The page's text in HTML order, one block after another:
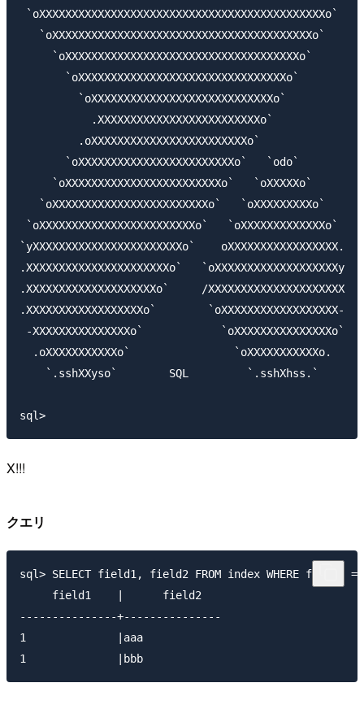
`oXXXXXXXXXXXXXXXXXXXXXXXXXXXXXXXXXXXXXXXXXXXXo`
   `oXXXXXXXXXXXXXXXXXXXXXXXXXXXXXXXXXXXXXXXXo`
     `oXXXXXXXXXXXXXXXXXXXXXXXXXXXXXXXXXXXXo`
       `oXXXXXXXXXXXXXXXXXXXXXXXXXXXXXXXXo`
         `oXXXXXXXXXXXXXXXXXXXXXXXXXXXXo`
           .XXXXXXXXXXXXXXXXXXXXXXXXXo`
         .oXXXXXXXXXXXXXXXXXXXXXXXXo`
       `oXXXXXXXXXXXXXXXXXXXXXXXXo`   `odo`
     `oXXXXXXXXXXXXXXXXXXXXXXXXo`   `oXXXXXo`
   `oXXXXXXXXXXXXXXXXXXXXXXXXo`   `oXXXXXXXXXo`
`oXXXXXXXXXXXXXXXXXXXXXXXXo`   `oXXXXXXXXXXXXXo`
`yXXXXXXXXXXXXXXXXXXXXXXXo`    oXXXXXXXXXXXXXXXXX.
.XXXXXXXXXXXXXXXXXXXXXXo`   `oXXXXXXXXXXXXXXXXXXXy
.XXXXXXXXXXXXXXXXXXXXo`     /XXXXXXXXXXXXXXXXXXXXX
.XXXXXXXXXXXXXXXXXXo`        `oXXXXXXXXXXXXXXXXXX-
-XXXXXXXXXXXXXXXo`            `oXXXXXXXXXXXXXXXo`
  .oXXXXXXXXXXXo`                `oXXXXXXXXXXXo.
    `.sshXXyso`        SQL         `.sshXhss.`
X!!!
クエリ
sql> SELECT field1, field2 FROM index WHERE field1
     field1    |      field2
---------------+---------------
1              |aaa